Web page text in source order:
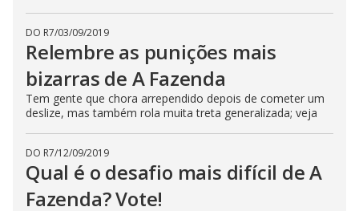
DO R7/03/09/2019
Relembre as punições mais
bizarras de A Fazenda
Tem gente que chora arrependido depois de cometer um
deslize, mas também rola muita treta generalizada; veja
DO R7/12/09/2019
Qual é o desafio mais difícil de A
Fazenda? Vote!